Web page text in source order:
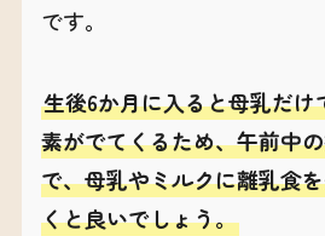
です。
生後6か月に入ると母乳だ
素がでてくるため、午前中
で、母乳やミルクに離乳食
くと良いでしょう。